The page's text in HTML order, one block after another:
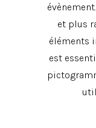
et plus
éléments
est